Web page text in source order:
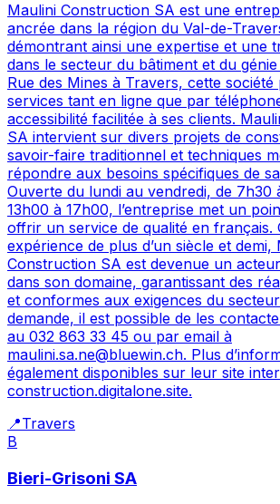
Maulini Construction SA est une
ancrée dans la région du Val-de-
démontrant ainsi une expertise et une
dans le secteur du bâtiment et du
Rue des Mines à Travers, cette société
services tant en ligne que par
accessibilité facilitée à ses clients.
SA intervient sur divers projets de
savoir-faire traditionnel et techniques
répondre aux besoins spécifiques de
Ouverte du lundi au vendredi, de 7h30
13h00 à 17h00, l’entreprise met un
offrir un service de qualité en français.
expérience de plus d’un siècle et demi,
Construction SA est devenue un
dans son domaine, garantissant des
et conformes aux exigences du
demande, il est possible de les
au 032 863 33 45 ou par email à
maulini.sa.ne@bluewin.ch. Plus
également disponibles sur leur site
construction.digitalone.site.
📍Travers
B
Bieri-Grisoni SA